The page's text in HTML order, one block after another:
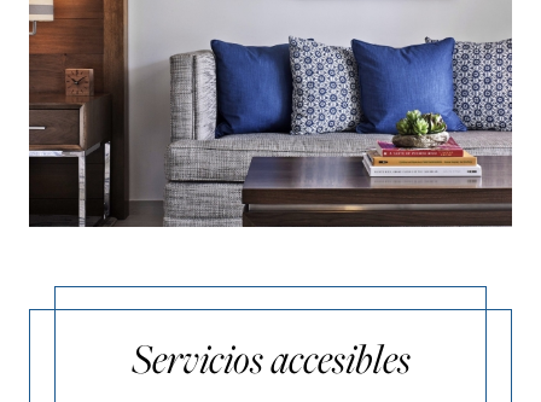
Servicios accesibles